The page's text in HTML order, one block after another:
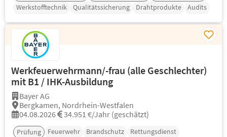
Werkstofftechnik
Qualitätssicherung Drahtprodukte Audits
Werkfeuerwehrmann/-frau (alle Geschlechter)
mit B1 / IHK-Ausbildung
Bayer AG
Bergkamen, Nordrhein-Westfalen
04.08.2026
34.951 €/Jahr (geschätzt)
Prüfung Feuerwehr Brandschutz
Rettungsdienst